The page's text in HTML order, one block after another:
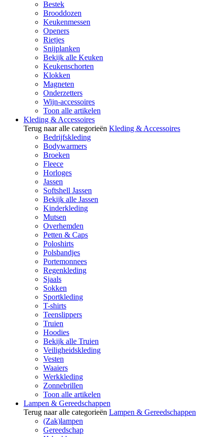
Bestek
Brooddozen
Keukenmessen
Openers
Rietjes
Snijplanken
Bekijk alle Keuken
Keukenschorten
Klokken
Magneten
Onderzetters
Wijn-accessoires
Toon alle artikelen
Kleding & Accessoires
Terug naar alle categorieën Kleding & Accessoires
Bedrijfskleding
Bodywarmers
Broeken
Fleece
Horloges
Jassen
Softshell Jassen
Bekijk alle Jassen
Kinderkleding
Mutsen
Overhemden
Petten & Caps
Poloshirts
Polsbandjes
Portemonnees
Regenkleding
Sjaals
Sokken
Sportkleding
T-shirts
Teenslippers
Truien
Hoodies
Bekijk alle Truien
Veiligheidskleding
Vesten
Waaiers
Werkkleding
Zonnebrillen
Toon alle artikelen
Lampen & Gereedschappen
Terug naar alle categorieën Lampen & Gereedschappen
(Zak)lampen
Gereedschap